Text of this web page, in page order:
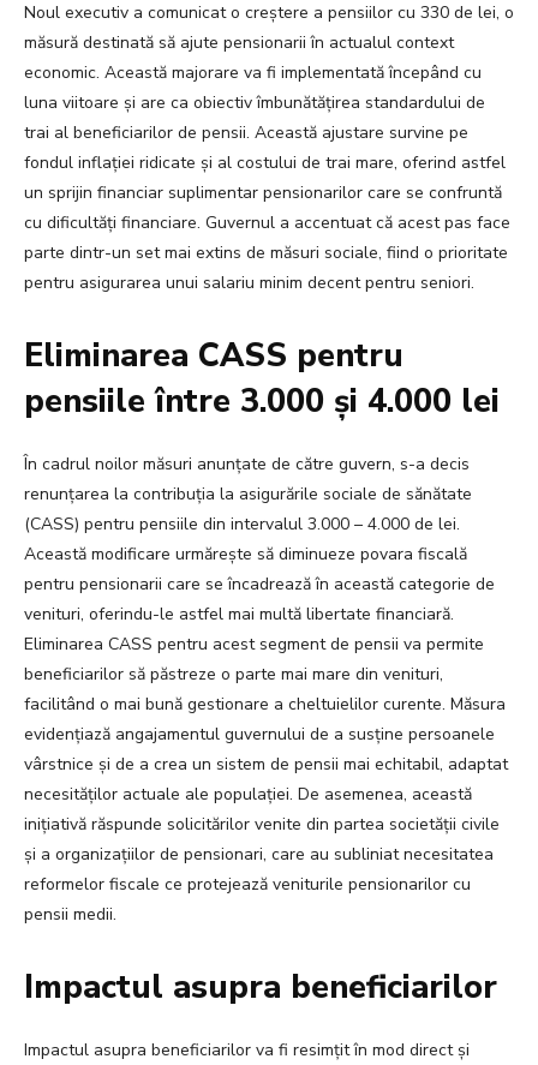
Noul executiv a comunicat o creștere a pensiilor cu 330 de lei, o
măsură destinată să ajute pensionarii în actualul context
economic. Această majorare va fi implementată începând cu
luna viitoare și are ca obiectiv îmbunătățirea standardului de
trai al beneficiarilor de pensii. Această ajustare survine pe
fondul inflației ridicate și al costului de trai mare, oferind astfel
un sprijin financiar suplimentar pensionarilor care se confruntă
cu dificultăți financiare. Guvernul a accentuat că acest pas face
parte dintr-un set mai extins de măsuri sociale, fiind o prioritate
pentru asigurarea unui salariu minim decent pentru seniori.
Eliminarea CASS pentru
pensiile între 3.000 și 4.000 lei
În cadrul noilor măsuri anunțate de către guvern, s-a decis
renunțarea la contribuția la asigurările sociale de sănătate
(CASS) pentru pensiile din intervalul 3.000 – 4.000 de lei.
Această modificare urmărește să diminueze povara fiscală
pentru pensionarii care se încadrează în această categorie de
venituri, oferindu-le astfel mai multă libertate financiară.
Eliminarea CASS pentru acest segment de pensii va permite
beneficiarilor să păstreze o parte mai mare din venituri,
facilitând o mai bună gestionare a cheltuielilor curente. Măsura
evidențiază angajamentul guvernului de a susține persoanele
vârstnice și de a crea un sistem de pensii mai echitabil, adaptat
necesităților actuale ale populației. De asemenea, această
inițiativă răspunde solicitărilor venite din partea societății civile
și a organizațiilor de pensionari, care au subliniat necesitatea
reformelor fiscale ce protejează veniturile pensionarilor cu
pensii medii.
Impactul asupra beneficiarilor
Impactul asupra beneficiarilor va fi resimțit în mod direct și